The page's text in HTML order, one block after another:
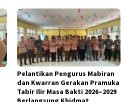
Pelantikan Pengurus Mabiran
dan Kwarran Gerakan Pramuka
Tabir Ilir Masa Bakti 2026–2029